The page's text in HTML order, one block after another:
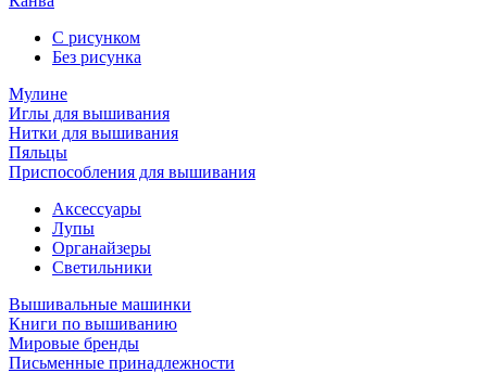
С рисунком
Без рисунка
Мулине
Иглы для вышивания
Нитки для вышивания
Пяльцы
Приспособления для вышивания
Аксессуары
Лупы
Органайзеры
Светильники
Вышивальные машинки
Книги по вышиванию
Мировые бренды
Письменные принадлежности